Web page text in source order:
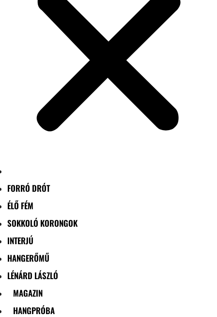
FORRÓ DRÓT
ÉLŐ FÉM
SOKKOLÓ KORONGOK
INTERJÚ
HANGERŐMŰ
LÉNÁRD LÁSZLÓ
MAGAZIN
HANGPRÓBA